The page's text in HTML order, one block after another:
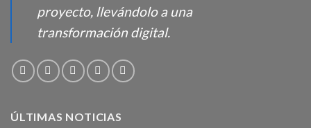
proyecto, llevándolo a una
transformación digital.
ÚLTIMAS NOTICIAS